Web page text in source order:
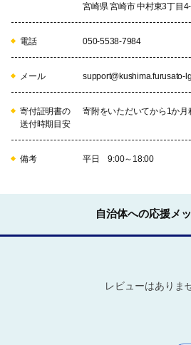
宮崎県 宮崎市 中村東3丁
電話 050-5538-7984
メール support@kushima.furusato-
寄付証明書の
送付時期目安
寄附をいただいてから1か月
備考 平日 9:00～18:00
自治体への応援メ
レビューはありま